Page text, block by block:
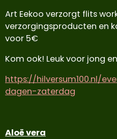
Art Eekoo verzorgt flits
verzorgingsproducten en
voor 5€
Kom ook! Leuk voor jong
https://hilversum100.nl/
dagen-zaterdag
Aloë vera